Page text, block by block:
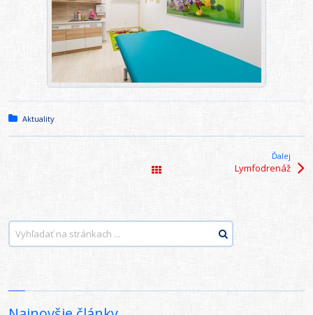
Posted in:
Aktuality
Ďalej
Lymfodrenáž